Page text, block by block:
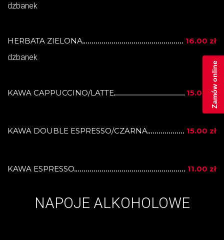
dzbanek
HERBATA ZIELONA
16.00 zł
dzbanek
KAWA CAPPUCCINO/LATTE 15.00 zł
KAWA DOUBLE ESPRESSO/CZARNA 15.00 zł
KAWA ESPRESSO 11.00 zł
NAPOJE ALKOHOLOWE
Zamów online